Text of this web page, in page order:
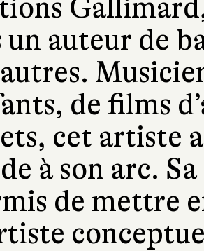
un auteur de
de films
cet artiste
à son arc.
de mettre